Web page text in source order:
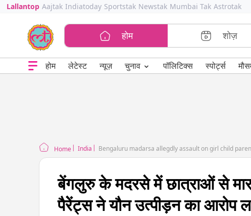
Lallantop Aajtak Indiatoday Sportstak Newstak Mumbai Tak Astrotak
होम शोज़
होम लेटेस्ट न्यूज़ चुनाव ⌄ पॉलिटिक्स स्पोर्ट्स
Home India Bengaluru madarsa allegdly assault on girl child
बेंगलुरु के मदरसे में छात्राओं से
पैरेेंट्स ने यौन उत्पीड़न का आरोप